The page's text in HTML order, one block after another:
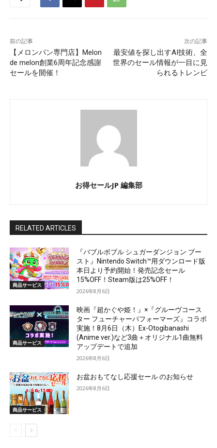
前の記事
【メロンパン専門店】Melon
de melon創業6周年記念感謝
セールを開催！
次の記事
最安値を探し出すAI技術、全
世界のセール情報が一目に見
られるトレンビ
お得セールJP 編集部
RELATED ARTICLES
商品サービス
『バブルボブル シュガーダンジョン ブー
スト』Nintendo Switch™用ダウンロード版
本日より予約開始！発売記念セール
15%OFF！Steam版は25%OFF！
2026年8月6日
商品サービス
映画『超かぐや姫！』×『グルーヴコース
ター フューチャーパフォーマーズ』コラボ
実施！8月6日（木）Ex-Otogibanashi
(Anime ver.)など3曲＋オリジナル1曲無料
アップデートで追加
2026年8月6日
商品サービス
お盆おもてなし応援セール のお知らせ
2026年8月6日